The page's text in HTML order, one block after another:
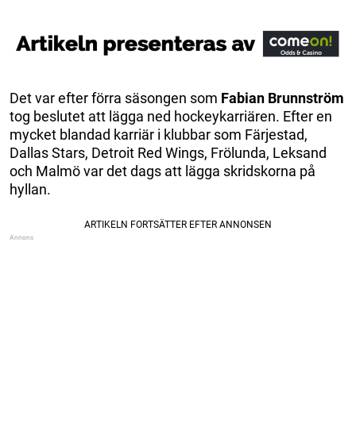
Det var efter förra säsongen som Fabian Brunnström
tog beslutet att lägga ned hockeykarriären. Efter en
mycket blandad karriär i klubbar som Färjestad,
Dallas Stars, Detroit Red Wings, Frölunda, Leksand
och Malmö var det dags att lägga skridskorna på
hyllan.